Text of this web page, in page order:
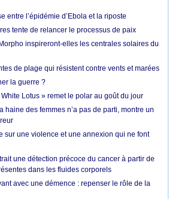
entre l’épidémie d’Ebola et la riposte
tente de relancer le processus de paix
inspireront-elles les centrales solaires du
de plage qui résistent contre vents et marées
la guerre ?
Lotus » remet le polar au goût du jour
haine des femmes n’a pas de parti, montre un
sur une violence et une annexion qui ne font
une détection précoce du cancer à partir de
dans les fluides corporels
avec une démence : repenser le rôle de la